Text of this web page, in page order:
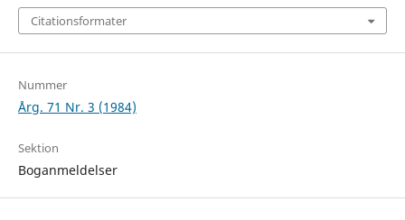
Citationsformater
Nummer
Årg. 71 Nr. 3 (1984)
Sektion
Boganmeldelser